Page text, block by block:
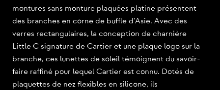
montures sans monture plaquées platine présentent
des branches en corne de buffle d'Asie. Avec des
verres rectangulaires, la conception de charnière
Little C signature de Cartier et une plaque logo sur la
branche, ces lunettes de soleil témoignent du savoir-
faire raffiné pour lequel Cartier est connu. Dotés de
plaquettes de nez flexibles en silicone, ils